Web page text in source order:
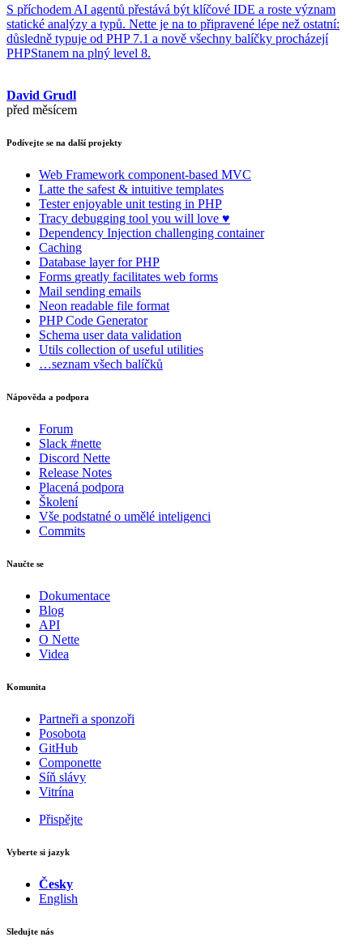
S příchodem AI agentů přestává být klíčové IDE a roste význam
statické analýzy a typů. Nette je na to připravené lépe než ostatní:
důsledně typuje od PHP 7.1 a nově všechny balíčky procházejí
PHPStanem na plný level 8.
David Grudl
před měsícem
Podívejte se na další projekty
Web Framework component-based MVC
Latte the safest & intuitive templates
Testerenjoyable unit testing in PHP
Tracy debugging tool you will love ♥
Dependency Injection challenging container
Caching
Database layer for PHP
Forms greatly facilitates web forms
Mail sending emails
Neon readable file format
PHP Code Generator
Schema user data validation
Utils collection of useful utilities
…seznam všech balíčků
Nápověda a podpora
Forum
Slack #nette
Discord Nette
Release Notes
Placená podpora
Školení
Vše podstatné o umělé inteligenci
Commits
Naučte se
Dokumentace
Blog
API
O Nette
Videa
Komunita
Partneři a sponzoři
Posobota
GitHub
Componette
Síň slávy
Vitrína
Přispějte
Vyberte si jazyk
Česky
English
Sledujte nás